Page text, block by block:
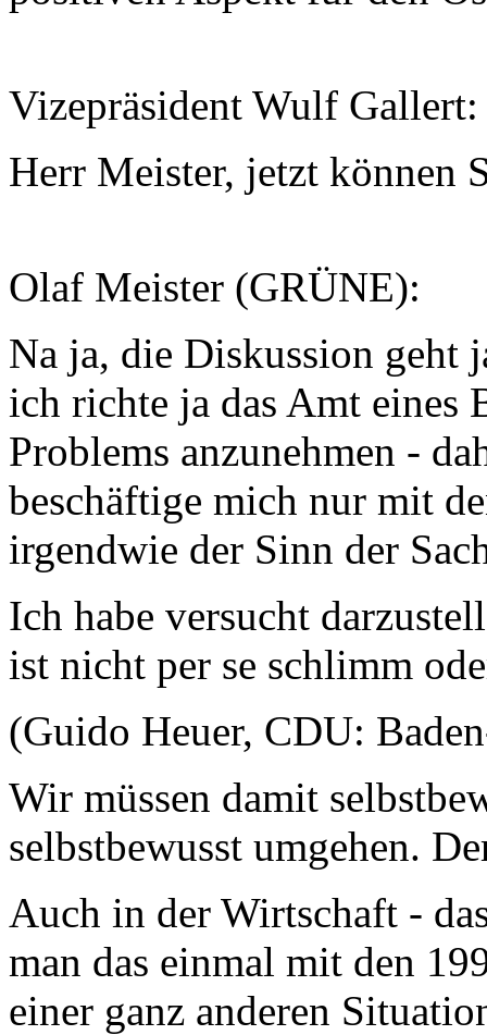
Vizepräsident Wulf
Herr Meister, jetzt können
Olaf Meister (GRÜNE):
Na ja, die Diskussion geht
ich richte ja das Amt eines
Problems anzunehmen -
beschäftige mich nur mit
irgendwie der Sinn der
Ich habe versucht
ist nicht per se schlimm
(Guido Heuer, CDU:
Wir müssen damit
selbstbewusst umgehen.
Auch in der Wirtschaft -
man das einmal mit den
einer ganz anderen